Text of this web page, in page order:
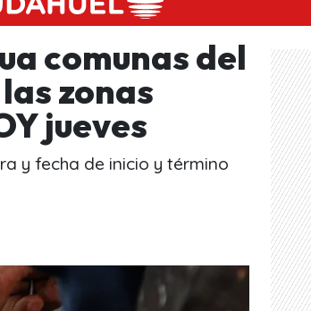
comunas del
zonas
jueves
y fecha de inicio y término